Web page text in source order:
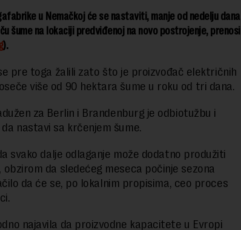
u Nemačkoj će se nastaviti, manje od nedelju dana
šume na lokaciji predviđenoj na novo postrojenje, prenosi
).
pre toga žalili zato što je proizvođač električnih
više od 90 hektara šume u roku od tri dana.
za Berlin i Brandenburg je odbiotužbu i
nastavi sa krčenjem šume.
svako dalje odlaganje može dodatno produžiti
da sledećeg meseca počinje sezona
da će se, po lokalnim propisima, ceo proces
najavila da proizvodne kapacitete u Evropi